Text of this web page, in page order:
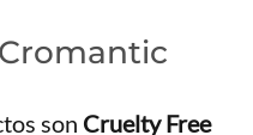
son Cruelty Free